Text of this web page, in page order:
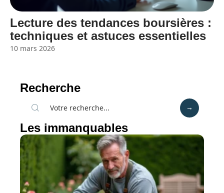
Lecture des tendances boursières :
techniques et astuces essentielles
10 mars 2026
Recherche
Les immanquables